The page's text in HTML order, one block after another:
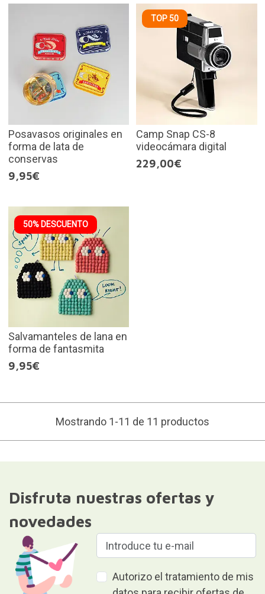
Posavasos originales en
forma de lata de
conservas
9,95€
TOP 50
Camp Snap CS-8
videocámara digital
229,00€
50% DESCUENTO
Salvamanteles de lana en
forma de fantasmita
9,95€
Mostrando 1-11 de 11 productos
Disfruta nuestras ofertas y
novedades
Autorizo el tratamiento de mis